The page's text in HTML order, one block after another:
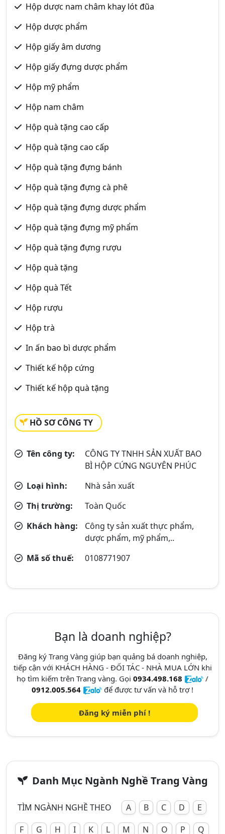
Hộp dược nam châm khay lót đũa
Hộp dược phẩm
Hộp giấy âm dương
Hộp giấy đựng dược phẩm
Hộp mỹ phẩm
Hộp nam châm
Hộp quà tặng cao cấp
Hộp quà tặng cao cấp
Hộp quà tặng đựng bánh
Hộp quà tặng đựng cà phê
Hộp quà tặng đựng dược phẩm
Hộp quà tặng đựng mỹ phẩm
Hộp quà tặng đựng rượu
Hộp quà tặng
Hộp quà Tết
Hộp rượu
Hộp trà
In ấn bao bì dược phẩm
Thiết kế hộp cứng
Thiết kế hộp quà tặng
HỒ SƠ CÔNG TY
Tên công ty:
CÔNG TY TNHH SẢN XUẤT BAO
BÌ HỘP CỨNG NGUYÊN PHÚC
Loại hình:
Nhà sản xuất
Thị trường:
Toàn Quốc
Khách hàng:
Công ty sản xuất thực phẩm,
dược phẩm, mỹ phẩm,..
Mã số thuế:
0108771907
Bạn là doanh nghiệp?
Đăng ký Trang Vàng giúp bạn quảng bá doanh nghiệp,
tiếp cận với KHÁCH HÀNG - ĐỐI TÁC - NHÀ MUA LỚN khi
họ tìm kiếm trên Trang vàng. Gọi 0934.498.168
/
0912.005.564
để được tư vấn và hỗ trợ !
Đăng ký miễn phí !
Danh Mục Ngành Nghề Trang Vàng
TÌM NGÀNH NGHỀ THEO A B C D
E
F
G H I K L M N O P Q